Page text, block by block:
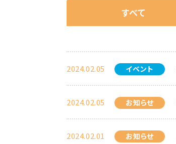
すべて
2024.02.05 イベント
2024.02.05 お知らせ
2024.02.01 お知らせ